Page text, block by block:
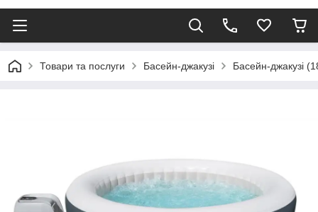
Товари та послуги Басейн-джакузі Басейн-джакузі